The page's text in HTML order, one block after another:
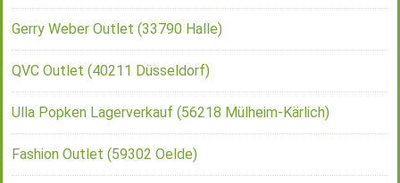
Gerry Weber Outlet (33790 Halle)
QVC Outlet (40211 Düsseldorf)
Ulla Popken Lagerverkauf (56218 Mülheim-Kärlich)
Fashion Outlet (59302 Oelde)